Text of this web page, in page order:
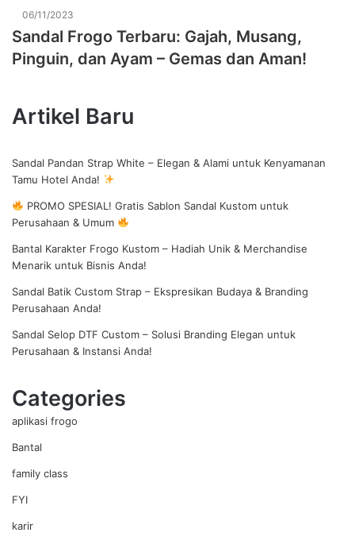
06/11/2023
Sandal Frogo Terbaru: Gajah, Musang,
Pinguin, dan Ayam – Gemas dan Aman!
Artikel Baru
Sandal Pandan Strap White – Elegan & Alami untuk Kenyamanan
Tamu Hotel Anda!
PROMO SPESIAL! Gratis Sablon Sandal Kustom untuk
Perusahaan & Umum
Bantal Karakter Frogo Kustom – Hadiah Unik & Merchandise
Menarik untuk Bisnis Anda!
Sandal Batik Custom Strap – Ekspresikan Budaya & Branding
Perusahaan Anda!
Sandal Selop DTF Custom – Solusi Branding Elegan untuk
Perusahaan & Instansi Anda!
Categories
aplikasi frogo
Bantal
family class
FYI
karir